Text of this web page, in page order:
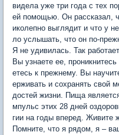
видела уже три года с тех
ей помощью. Он рассказал,
иколепно выглядит и что у
ло услышать, что он по-
Я не удивилась. Так
Вы узнаете ее,
етесь к прежнему. Вы
ерживать и сохранять свой
достей жизни. Пища
мпульс этих 28 дней
гии на годы вперед. Живите
Помните, что я рядом, я –